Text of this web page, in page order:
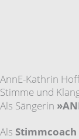
AnnE-Kathrin
Stimme und
Als Sängerin
Als Stimmcoach